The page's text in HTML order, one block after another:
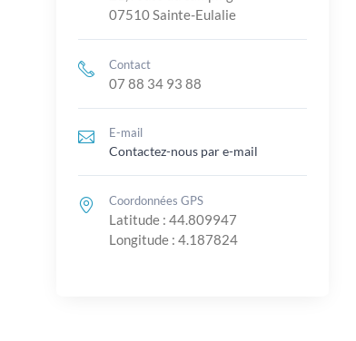
07510 Sainte-Eulalie
Contact
07 88 34 93 88
E-mail
Contactez-nous par e-mail
Coordonnées GPS
Latitude : 44.809947
Longitude : 4.187824